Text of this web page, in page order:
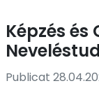
Képzés
Publicat